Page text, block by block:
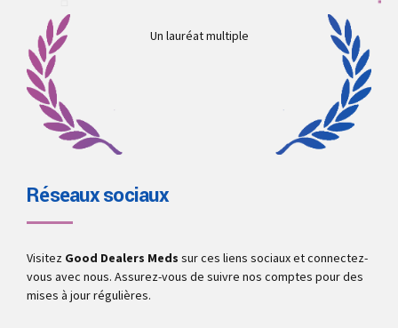
Un lauréat multiple
Réseaux sociaux
Visitez Good Dealers Meds sur ces liens sociaux et connectez-
vous avec nous. Assurez-vous de suivre nos comptes pour des
mises à jour régulières.